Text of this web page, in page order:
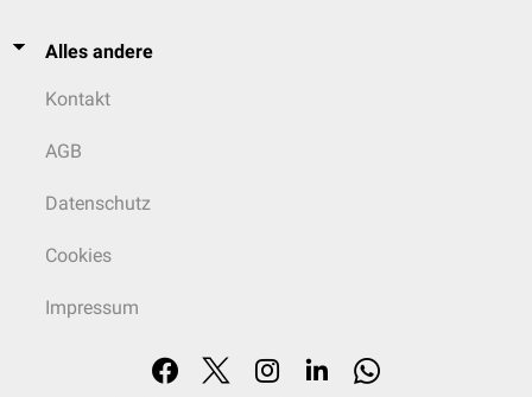
Alles andere
Kontakt
AGB
Datenschutz
Cookies
Impressum